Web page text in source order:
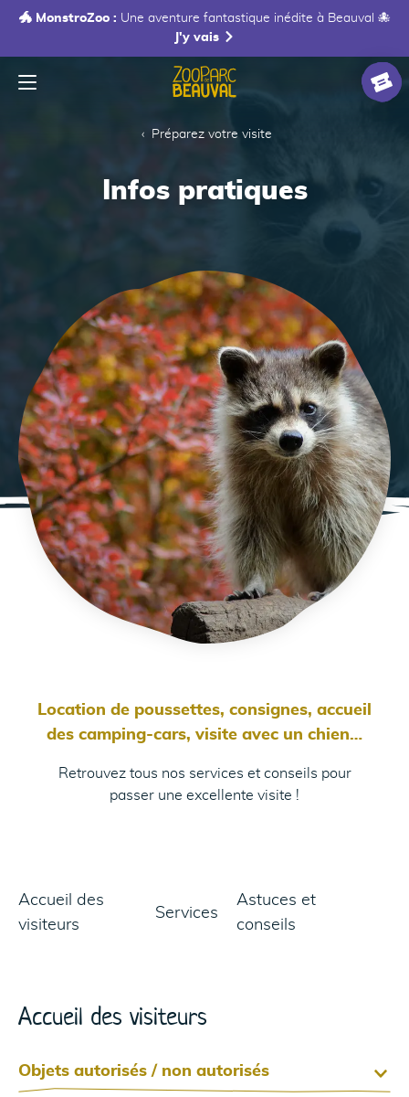
🐲 MonstroZoo : Une aventure fantastique inédite à Beauval 🐙
J'y vais
Menu
Préparez votre visite
Infos pratiques
Location de poussettes, consignes, accueil
des camping-cars, visite avec un chien…
Retrouvez tous nos services et conseils pour
passer une excellente visite !
Sommaire
Accueil des
visiteurs
Services
Astuces et
conseils
Accueil des visiteurs
Objets autorisés / non autorisés